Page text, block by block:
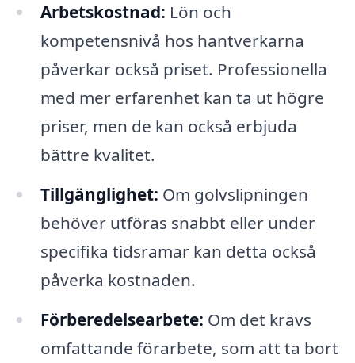
Arbetskostnad: Lön och
kompetensnivå hos hantverkarna
påverkar också priset. Professionella
med mer erfarenhet kan ta ut högre
priser, men de kan också erbjuda
bättre kvalitet.
Tillgänglighet: Om golvslipningen
behöver utföras snabbt eller under
specifika tidsramar kan detta också
påverka kostnaden.
Förberedelsearbete: Om det krävs
omfattande förarbete, som att ta bort